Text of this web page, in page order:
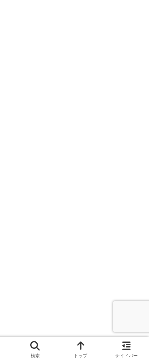
検索 トップ サイドバー